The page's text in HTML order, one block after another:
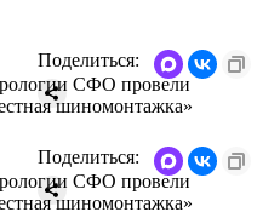
СФО провели
шиномонтажка»
Поделиться:
СФО провели
шиномонтажка»
Поделиться: